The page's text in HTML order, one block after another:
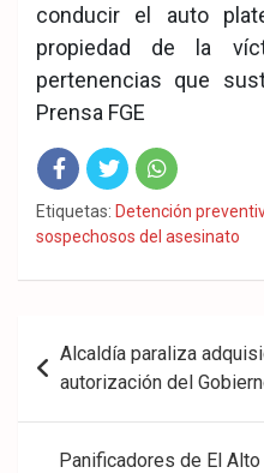
conducir el auto
propiedad de la
pertenencias que
Prensa FGE
Fac
eb
Twit Wha
Etiquetas: Detención
sospechosos del asesinato
Navegación
de
entradas
Alcaldía paraliza
autorización del
Panificadores de El